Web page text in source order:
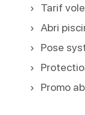
Tarif
Abri
Pose
Promo